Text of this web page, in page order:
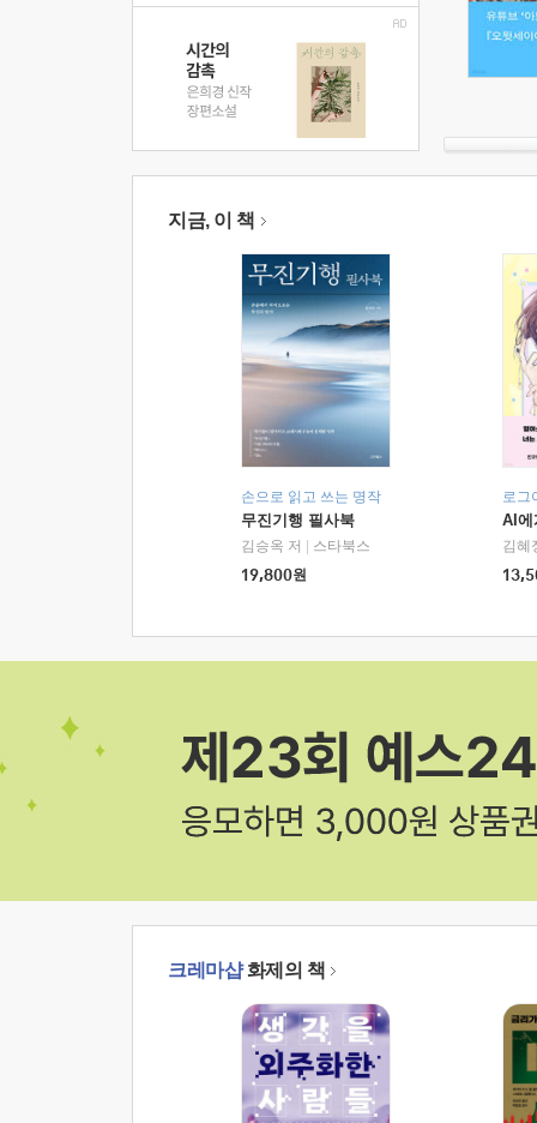
지금, 이 책
손으로 읽고 쓰는 명작
무진기행 필사북
김승옥 저
스타북스
19,800원
로그
AI에
김혜
크레마샵화제의 책